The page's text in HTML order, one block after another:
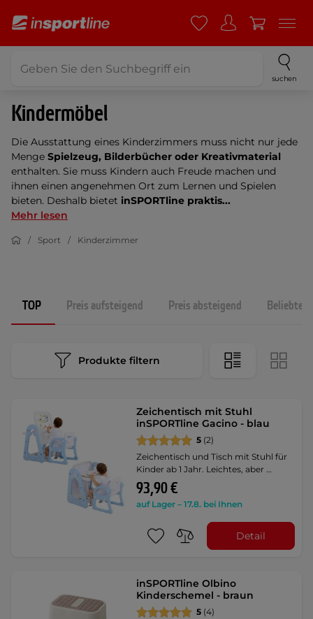
suchen
Kindermöbel
Die Ausstattung eines Kinderzimmers muss nicht nur jede
Menge Spielzeug, Bilderbücher oder Kreativmaterial
enthalten. Sie muss Kindern auch Freude machen und
ihnen einen angenehmen Ort zum Lernen und Spielen
bieten. Deshalb bietet inSPORTline praktis...
Mehr lesen
Sport Kinderzimmer
TOP Preis aufsteigend Preis absteigend
Produkte filtern
Zeichentisch mit Stuhl
inSPORTline Gacino - blau
5 (2)
Zeichentisch und Tisch mit Stuhl für
Kinder ab 1 Jahr. Leichtes, aber …
93,90 €
auf Lager – 17.8. bei Ihnen
Detail
inSPORTline Olbino
Kinderschemel - braun
5 (4)